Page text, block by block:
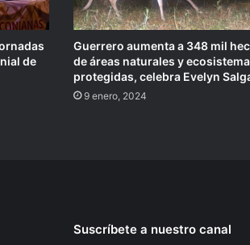
de
Guerrero aumenta a 348 mil
de áreas naturales y
protegidas, celebra Evelyn
9 enero, 2024
Suscríbete a nuestro canal